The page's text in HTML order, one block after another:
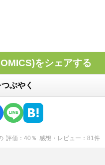
をシェアする
ぶやく
評価 40 ％ 感想・レビュー 81件